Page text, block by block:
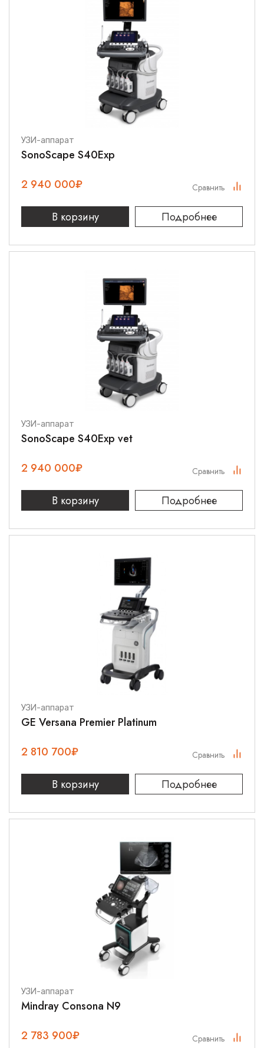
УЗИ-аппарат
SonoScape S40Exp
2 940 000₽
В корзину Подробнее
Сравнить
УЗИ-аппарат
SonoScape S40Exp vet
2 940 000₽
В корзину Подробнее
Сравнить
УЗИ-аппарат
GE Versana Premier Platinum
2 810 700₽
В корзину Подробнее
Сравнить
УЗИ-аппарат
Mindray Consona N9
2 783 900₽ Сравнить